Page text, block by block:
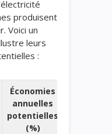
produisent
Voici un
leurs
:
Économies
annuelles
potentielles
(%)